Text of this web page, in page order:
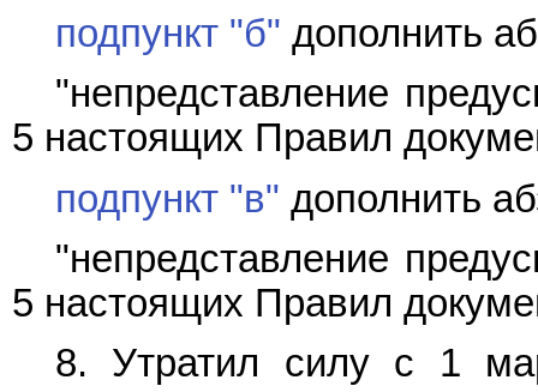
подпункт "б" дополнить
"непредставление
5 настоящих Правил
подпункт "в" дополнить
"непредставление
5 настоящих Правил
8. Утратил силу с 1